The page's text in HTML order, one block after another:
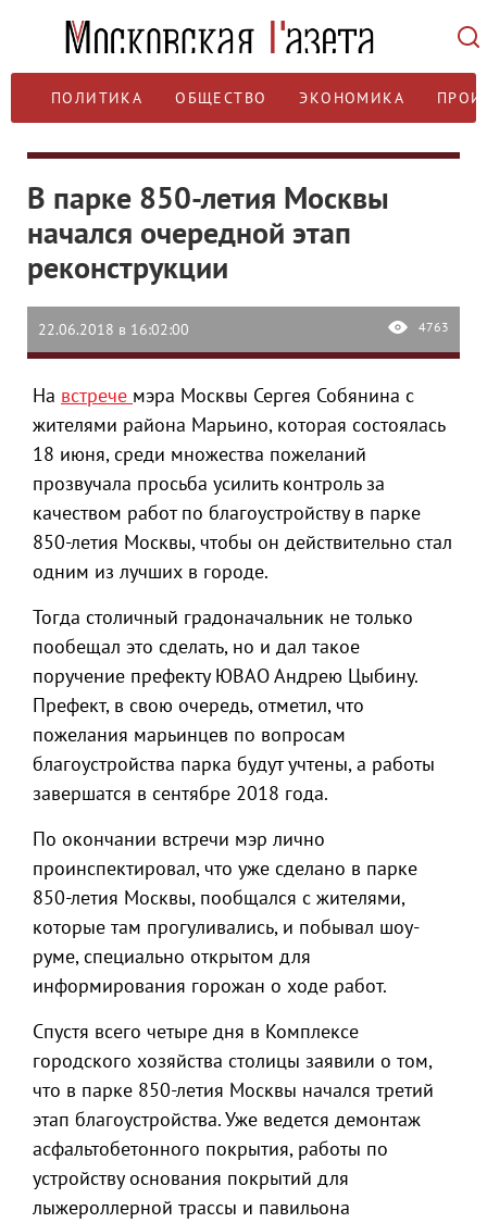
ПОЛИТИКА ОБЩЕСТВО ЭКОНОМИКА
В парке 850-летия Москвы
начался очередной этап
реконструкции
22.06.2018 в 16:02:00 4763
На встрече мэра Москвы Сергея Собянина с
жителями района Марьино, которая состоялась
18 июня, среди множества пожеланий
прозвучала просьба усилить контроль за
качеством работ по благоустройству в парке
850-летия Москвы, чтобы он действительно стал
одним из лучших в городе.
Тогда столичный градоначальник не только
пообещал это сделать, но и дал такое
поручение префекту ЮВАО Андрею Цыбину.
Префект, в свою очередь, отметил, что
пожелания марьинцев по вопросам
благоустройства парка будут учтены, а работы
завершатся в сентябре 2018 года.
По окончании встречи мэр лично
проинспектировал, что уже сделано в парке
850-летия Москвы, пообщался с жителями,
которые там прогуливались, и побывал шоу-
руме, специально открытом для
информирования горожан о ходе работ.
Спустя всего четыре дня в Комплексе
городского хозяйства столицы заявили о том,
что в парке 850-летия Москвы начался третий
этап благоустройства. Уже ведется демонтаж
асфальтобетонного покрытия, работы по
устройству основания покрытий для
лыжероллерной трассы и павильона